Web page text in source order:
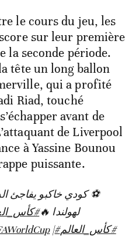
le cours du jeu, les
sur leur première
la seconde période.
tête un long ballon
qui a profité
Riad, touché
avant de
de Liverpool
à Yassine Bounou
puissante.
⚽️ كودي خاكبو يفاجئ
لهولندا 🔥
#كأس_العالم#FIFAWorldCup2026
|